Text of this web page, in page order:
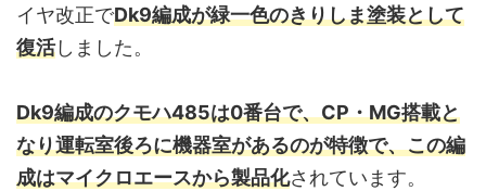
イヤ改正でDk9編成が緑一色のきりしま塗装として
復活しました。
Dk9編成のクモハ485は0番台で、CP・MG搭載と
なり運転室後ろに機器室があるのが特徴で、この編
成はマイクロエースから製品化されています。